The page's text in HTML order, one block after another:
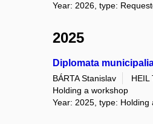
Year: 2026, type:
2025
Diplomata
BÁRTA Stanislav
HEIL
Holding a workshop
Year: 2025, type: Holding